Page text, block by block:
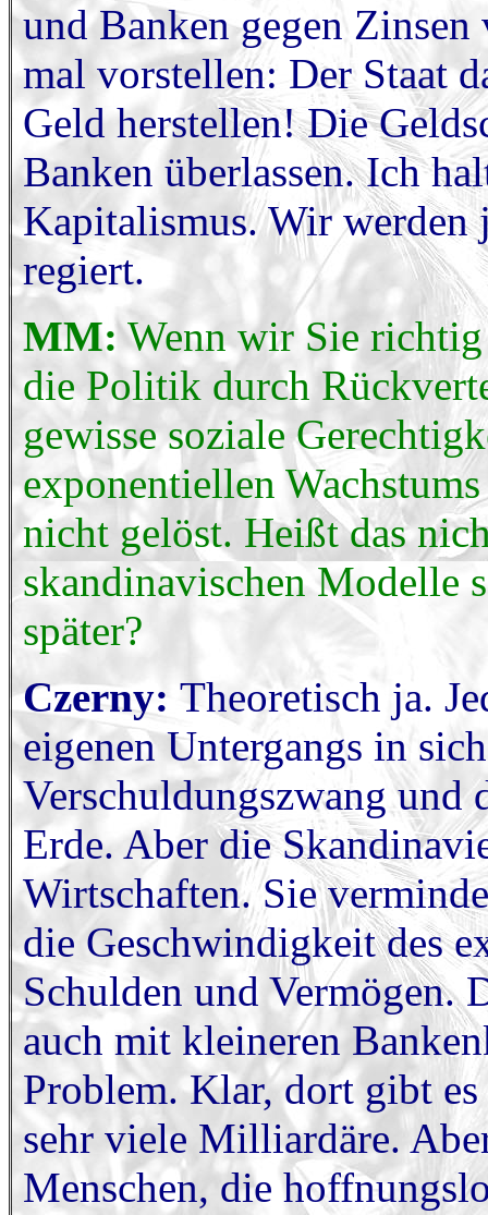
und Banken gegen
mal vorstellen: Der Staat
Geld herstellen! Die
Banken überlassen. Ich
Kapitalismus. Wir werden
regiert.
MM:Wenn wir Sie richtig
die Politik durch
gewisse soziale
exponentiellen
nicht gelöst. Heißt das
skandinavischen Modelle
später?
Czerny: Theoretisch ja.
eigenen Untergangs in
Verschuldungszwang und
Erde. Aber die
Wirtschaften. Sie
die Geschwindigkeit des
Schulden und Vermögen.
auch mit kleineren
Problem. Klar, dort gibt
sehr viele Milliardäre.
Menschen, die